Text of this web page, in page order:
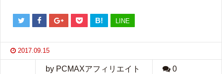
B! LINE
2017.09.15
by PCMAXアフィリエイト 0